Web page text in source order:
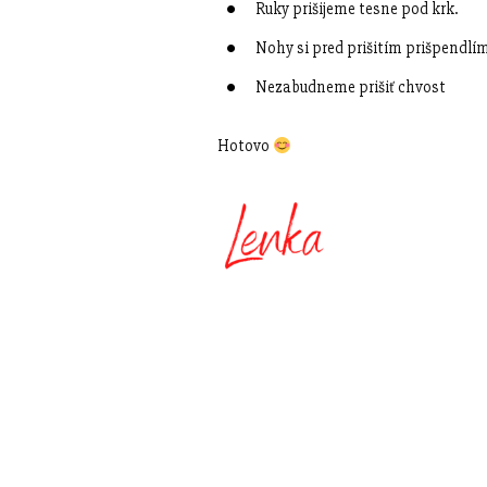
Ruky prišijeme tesne pod krk.
Nohy si pred prišitím
Nezabudneme prišiť chvost
Hotovo